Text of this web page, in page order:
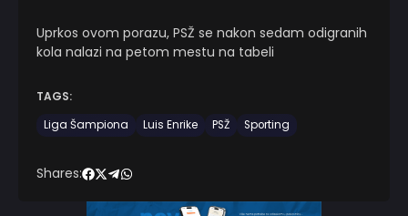
Uprkos ovom porazu, PSŽ se nakon sedam odigranih
kola nalazi na petom mestu na tabeli
TAGS:
Liga Šampiona
Luis Enrike PSŽ Sporting
Shares: